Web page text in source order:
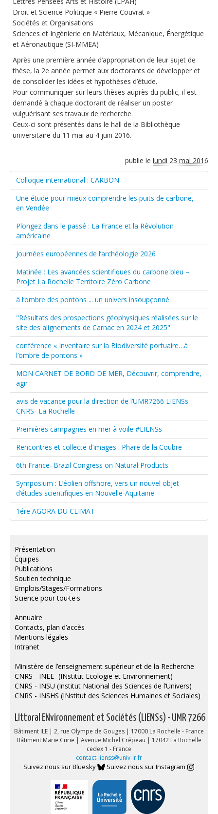
Droit et Science Politique « Pierre Couvrat »
Sociétés et Organisations
Sciences et Ingénierie en Matériaux, Mécanique, Énergétique
et Aéronautique (SI-MMEA)
Après une première année d’appropriation de leur sujet de
thèse, la 2e année permet aux doctorants de développer et
de consolider les idées et hypothèses d’étude.
Pour communiquer sur leurs thèses auprès du public, il est
demandé à chaque doctorant de réaliser un poster
vulguérisant ses travaux de recherche.
Ceux-ci sont présentés dans le hall de la Bibliothèque
universitaire du 11 mai au 4 juin 2016.
publie le lundi 23 mai 2016
Colloque international : CARBON
Une étude pour mieux comprendre les puits de carbone,
en Vendée
Plongez dans le passé : La France et la Révolution
américaine
Journées européennes de l’archéologie 2026
Matinée : Les avancées scientifiques du carbone bleu –
Projet La Rochelle Territoire Zéro Carbone
à l’ombre des pontons ... un univers insoupçonné
"Résultats des prospections géophysiques réalisées sur le
site des alignements de Carnac en 2024 et 2025"
conférence « Inventaire sur la Biodiversité portuaire…à
l’ombre de pontons »
MON CARNET DE BORD DE MER, Découvrir, comprendre,
agir
avis de vacance pour la direction de l’UMR7266 LIENSs
CNRS- La Rochelle
Premières campagnes en mer à voile #LIENSs
Rencontres et collecte d’images : Phare de la Coubre
6th France–Brazil Congress on Natural Products
Symposium : L’éolien offshore, vers un nouvel objet
d’études scientifiques en Nouvelle-Aquitaine
1ére AGORA DU CLIMAT
Présentation
Équipes
Publications
Soutien technique
Emplois/Stages/Formations
Science pour tou·te·s
Annuaire
Contacts, plan d’accès
Mentions légales
Intranet
Ministère de l’enseignement supérieur et de la Recherche
CNRS - INEE- (INstitut Ecologie et Environnement)
CNRS - INSU (Institut National des Sciences de l’Univers)
CNRS - INSHS (INstitut des Sciences Humaines et Sociales)
LIttoral ENvironnement et Sociétés (LIENSs) - UMR 7266
Bâtiment ILE | 2, rue Olympe de Gouges | 17000 La Rochelle - France
Bâtiment Marie Curie | Avenue Michel Crépeau | 17042 La Rochelle
cedex 1 - France
contact-lienss@univ-lr.fr
Suivez nous sur Bluesky Suivez nous sur Instagram